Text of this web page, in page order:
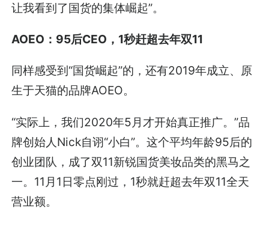
让我看到了国货的集体崛起”。
AOEO：95后CEO，1秒赶超去年双11
同样感受到“国货崛起”的，还有2019年成立、原
生于天猫的品牌AOEO。
“实际上，我们2020年5月才开始真正推广。”品
牌创始人Nick自诩“小白”。这个平均年龄95后的
创业团队，成了双11新锐国货美妆品类的黑马之
一。11月1日零点刚过，1秒就赶超去年双11全天
营业额。